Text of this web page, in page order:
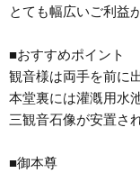
とても幅広いご利益
■おすすめポイント
観音様は両手を前に
本堂裏には灌漑用水
三観音石像が安置さ
■御本尊